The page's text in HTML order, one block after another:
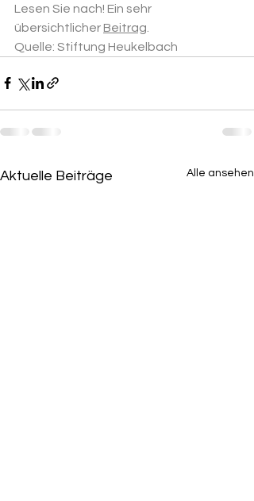
Lesen Sie nach! Ein sehr
übersichtlicher Beitrag
Quelle: Stiftung Heukelbach
Aktuelle Beiträge Alle ansehen